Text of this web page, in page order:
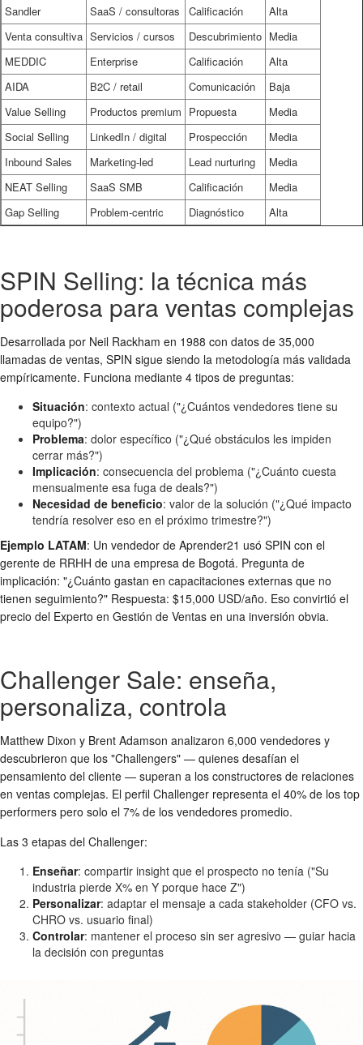
Sandler
SaaS / consultoras Calificación
Alta
Venta consultiva Servicios / cursos Descubrimiento Media
MEDDIC
Enterprise Calificación
Alta
AIDA
B2C / retail Comunicación
Baja
Value Selling
Productos premium Propuesta
Media
Social Selling
LinkedIn / digital Prospección
Media
Inbound Sales
Marketing-led Lead nurturing
Media
NEAT Selling
SaaS SMB Calificación
Media
Gap Selling
Problem-centric Diagnóstico Alta
SPIN Selling: la técnica más
poderosa para ventas complejas
Desarrollada por Neil Rackham en 1988 con datos de 35,000
llamadas de ventas, SPIN sigue siendo la metodología más validada
empíricamente. Funciona mediante 4 tipos de preguntas:
Situación: contexto actual ("¿Cuántos vendedores tiene su
equipo?")
Problema: dolor específico ("¿Qué obstáculos les impiden
cerrar más?")
Implicación: consecuencia del problema ("¿Cuánto cuesta
mensualmente esa fuga de deals?")
Necesidad de beneficio: valor de la solución ("¿Qué impacto
tendría resolver eso en el próximo trimestre?")
Ejemplo LATAM: Un vendedor de Aprender21 usó SPIN con el
gerente de RRHH de una empresa de Bogotá. Pregunta de
implicación: "¿Cuánto gastan en capacitaciones externas que no
tienen seguimiento?" Respuesta: $15,000 USD/año. Eso convirtió el
precio del Experto en Gestión de Ventas en una inversión obvia.
Challenger Sale: enseña,
personaliza, controla
Matthew Dixon y Brent Adamson analizaron 6,000 vendedores y
descubrieron que los "Challengers" — quienes desafían el
pensamiento del cliente — superan a los constructores de relaciones
en ventas complejas. El perfil Challenger representa el 40% de los top
performers pero solo el 7% de los vendedores promedio.
Las 3 etapas del Challenger:
Enseñar: compartir insight que el prospecto no tenía ("Su
industria pierde X% en Y porque hace Z")
Personalizar: adaptar el mensaje a cada stakeholder (CFO vs.
CHRO vs. usuario final)
Controlar: mantener el proceso sin ser agresivo — guiar hacia
la decisión con preguntas